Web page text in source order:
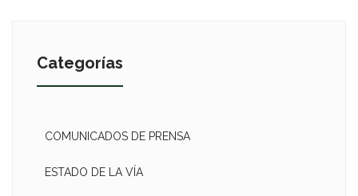
Categorías
COMUNICADOS DE PRENSA
ESTADO DE LA VÍA